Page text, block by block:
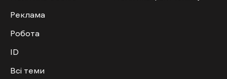
Реклама
Робота
ID
Всі теми